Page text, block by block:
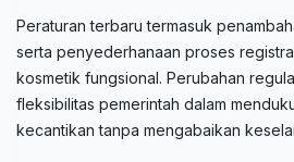
Peraturan terbaru termasuk
serta penyederhanaan proses
kosmetik fungsional. Perubahan
fleksibilitas pemerintah dalam
kecantikan tanpa mengabaikan